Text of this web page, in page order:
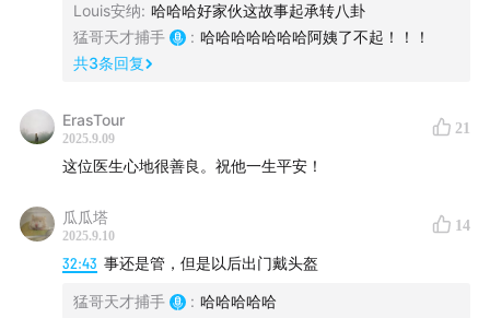
这本《我在非洲当医生》凝结了我们的创作心血，目前全
部5折，而且是亲签版。虽然不是什么大作家，但希望你
扫码下单，五折亲签！
时间轴：
暴露之后找不到阻断药
Louis安纳: 哈哈哈好家伙这故事起承转八卦
猛哥天才捕手
: 哈哈哈哈哈哈哈阿姨了不起！！！
共3条回复
ErasTour
2025.9.09
21
这位医生心地很善良。祝他一生平安！
瓜瓜塔
2025.9.10
14
32:43 事还是管，但是以后出门戴头盔
猛哥天才捕手 : 哈哈哈哈哈